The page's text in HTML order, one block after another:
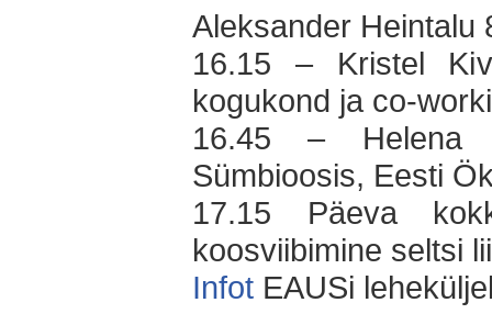
Aleksander Heintalu
16.15 – Kristel
kogukond ja co-
16.45 – Helena
Sümbioosis, Eesti
17.15 Päeva
koosviibimine seltsi
Infot EAUSi